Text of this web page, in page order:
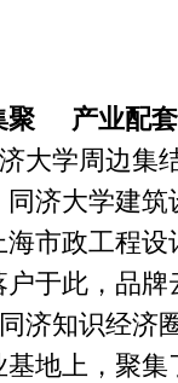
聚 产业配
学周边集结
同济大学建
海市政工程
户于此，品
知识经济圈
基地上，聚